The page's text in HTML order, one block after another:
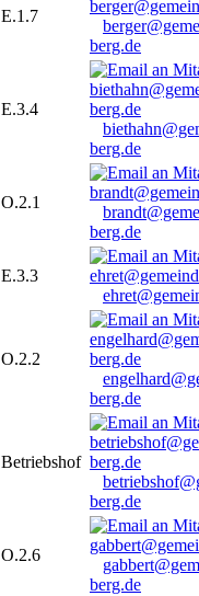
E.1.7
berg.de
E.3.4
berg.de
O.2.1
berg.de
E.3.3
O.2.2
berg.de
Betriebshof
berg.de
O.2.6
berg.de